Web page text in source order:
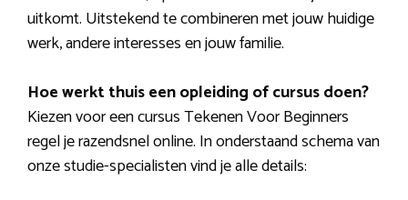
uitkomt. Uitstekend te combineren met jouw huidige
werk, andere interesses en jouw familie.
Hoe werkt thuis een opleiding of cursus doen?
Kiezen voor een cursus Tekenen Voor Beginners
regel je razendsnel online. In onderstaand schema van
onze studie-specialisten vind je alle details: